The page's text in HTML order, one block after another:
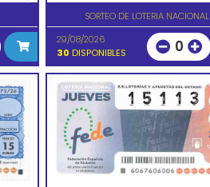
SORTEO DE LOTERIA NACIONAL
29/08/2026
30 DISPONIBLES 0